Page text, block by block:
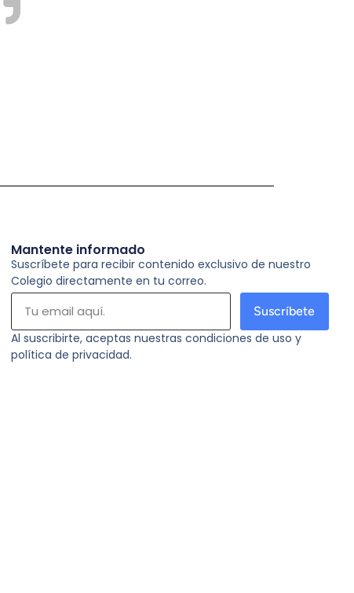
Mantente informado
Suscríbete para recibir contenido exclusivo de nuestro
Colegio directamente en tu correo.
Suscríbete
Al suscribirte, aceptas nuestras condiciones de uso y
política de privacidad.